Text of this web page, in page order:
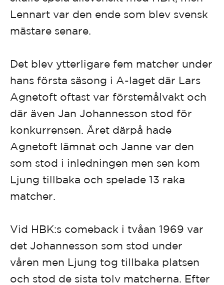
Lennart var den ende som blev svensk
mästare senare.
Det blev ytterligare fem matcher under
hans första säsong i A-laget där Lars
Agnetoft oftast var förstemålvakt och
där även Jan Johannesson stod för
konkurrensen. Året därpå hade
Agnetoft lämnat och Janne var den
som stod i inledningen men sen kom
Ljung tillbaka och spelade 13 raka
matcher.
Vid HBK:s comeback i tvåan 1969 var
det Johannesson som stod under
våren men Ljung tog tillbaka platsen
och stod de sista tolv matcherna. Efter